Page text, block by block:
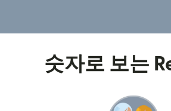
숫자로 보는